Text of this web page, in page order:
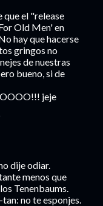
que el "release
Old Men' en
hay que hacerse
gringos no
de nuestras
bueno, si de
jeje
dije odiar.
menos que
Tenenbaums.
no te esponjes.